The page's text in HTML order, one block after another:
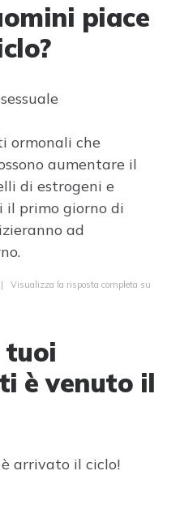
piace
ormonali che
aumentare il
di estrogeni e
il primo giorno di
ad
| Visualizza la risposta completa su
tuoi
è venuto il
arrivato il ciclo!